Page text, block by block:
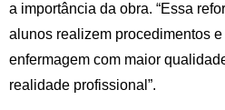
a importância da obra. “Essa
alunos realizem procedimentos
enfermagem com maior
realidade profissional”.